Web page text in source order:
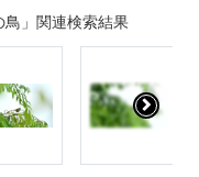
鳥」関連検索結果